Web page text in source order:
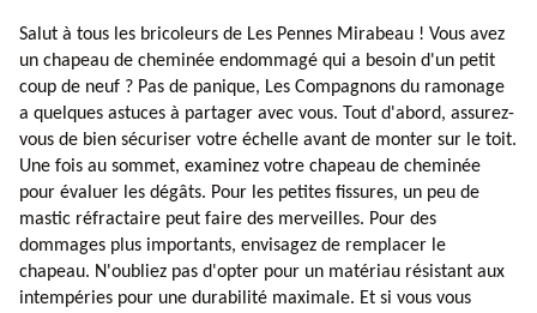
Salut à tous les bricoleurs de Les Pennes Mirabeau ! Vous avez
un chapeau de cheminée endommagé qui a besoin d'un petit
coup de neuf ? Pas de panique, Les Compagnons du ramonage
a quelques astuces à partager avec vous. Tout d'abord, assurez-
vous de bien sécuriser votre échelle avant de monter sur le toit.
Une fois au sommet, examinez votre chapeau de cheminée
pour évaluer les dégâts. Pour les petites fissures, un peu de
mastic réfractaire peut faire des merveilles. Pour des
dommages plus importants, envisagez de remplacer le
chapeau. N'oubliez pas d'opter pour un matériau résistant aux
intempéries pour une durabilité maximale. Et si vous vous